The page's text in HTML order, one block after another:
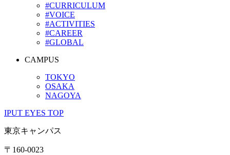
#CURRICULUM
#VOICE
#ACTIVITIES
#CAREER
#GLOBAL
CAMPUS
TOKYO
OSAKA
NAGOYA
IPUT EYES TOP
東京キャンパス
〒160-0023